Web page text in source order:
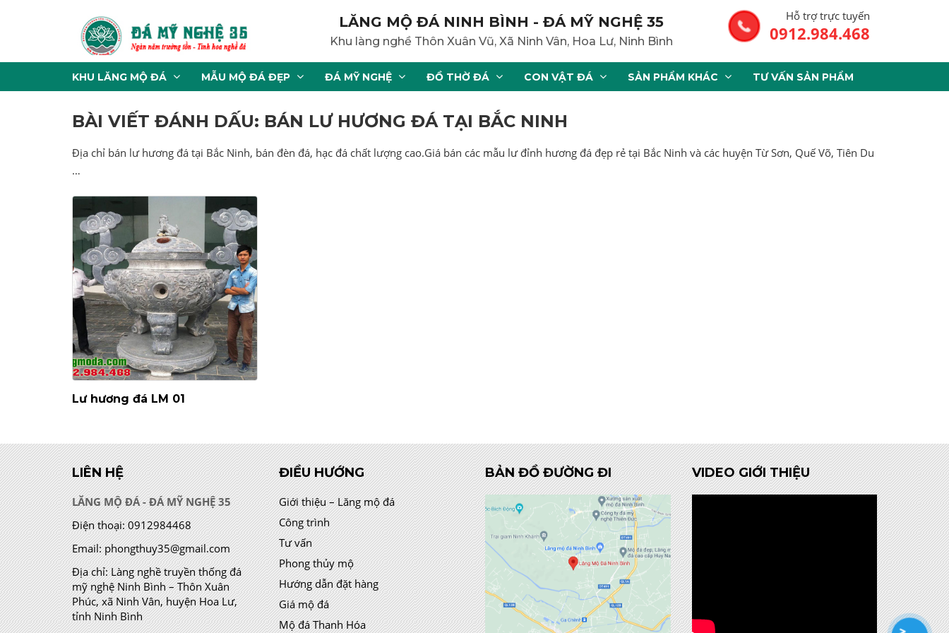
LĂNG MỘ ĐÁ NINH BÌNH - ĐÁ MỸ NGHỆ 35
Khu làng nghề Thôn Xuân Vũ, Xã Ninh Vân, Hoa Lư, Ninh Bình
Hỗ trợ trực tuyến
0912.984.468
KHU LĂNG MỘ ĐÁ MẪU MỘ ĐÁ ĐẸP ĐÁ MỸ NGHỆ ĐỒ THỜ ĐÁ CON VẬT ĐÁ SẢN PHẨM KHÁC TƯ VẤN SẢN PHẨM
BÀI VIẾT ĐÁNH DẤU: BÁN LƯ HƯƠNG ĐÁ TẠI BẮC NINH
Địa chỉ bán lư hương đá tại Bắc Ninh, bán đèn đá, hạc đá chất lượng cao.Giá bán các mẫu lư đỉnh hương đá đẹp rẻ tại Bắc Ninh và các huyện Từ Sơn, Quế Võ, Tiên Du
…
Lư hương đá LM 01
LIÊN HỆ
LĂNG MỘ ĐÁ - ĐÁ MỸ NGHỆ 35
Điện thoại: 0912984468
Email: phongthuy35@gmail.com
Địa chỉ:Làng nghề truyền thống đá
mỹ nghệ Ninh Bình – Thôn Xuân
Phúc, xã Ninh Vân, huyện Hoa Lư,
tỉnh Ninh Bình
ĐIỀU HƯỚNG
Giới thiệu – Lăng mộ đá
Công trình
Tư vấn
Phong thủy mộ
Hướng dẫn đặt hàng
Giá mộ đá
Mộ đá Thanh Hóa
BẢN ĐỒ ĐƯỜNG ĐI VIDEO GIỚI THIỆU